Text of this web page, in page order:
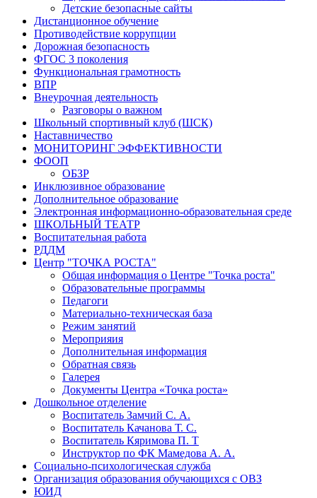
Детские безопасные сайты
Дистанционное обучение
Противодействие коррупции
Дорожная безопасность
ФГОС 3 поколения
Функциональная грамотность
ВПР
Внеурочная деятельность
Разговоры о важном
Школьный спортивный клуб (ШСК)
Наставничество
МОНИТОРИНГ ЭФФЕКТИВНОСТИ
ФООП
ОБЗР
Инклюзивное образование
Дополнительное образование
Электронная информационно-образовательная среде
ШКОЛЬНЫЙ ТЕАТР
Воспитательная работа
РДДМ
Центр "ТОЧКА РОСТА"
Общая информация о Центре "Точка роста"
Образовательные программы
Педагоги
Материально-техническая база
Режим занятий
Мероприяия
Дополнительная информация
Обратная связь
Галерея
Документы Центра «Точка роста»
Дошкольное отделение
Воспитатель Замчий С. А.
Воспитатель Качанова Т. С.
Воспитатель Кяримова П. Т
Инструктор по ФК Мамедова А. А.
Социально-психологическая служба
Организация образования обучающихся с ОВЗ
ЮИД